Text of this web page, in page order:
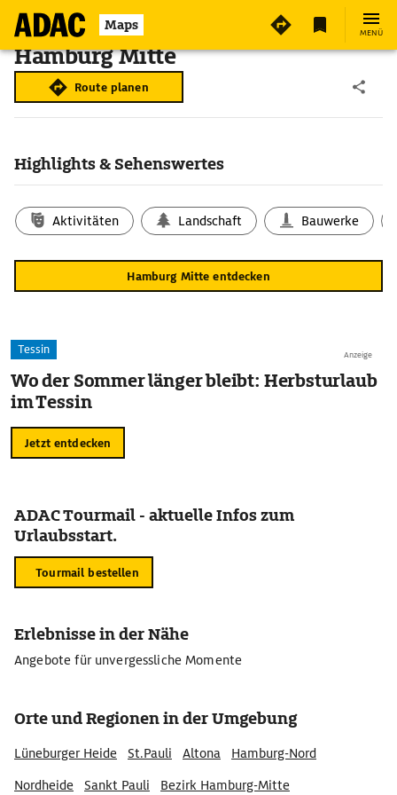
Maps MENÜ
Hamburg Mitte
Route planen
Highlights & Sehenswertes
Aktivitäten Landschaft Bauwerke
Hamburg Mitte entdecken
Anzeige
Tessin
Wo der Sommer länger bleibt: Herbsturlaub
im Tessin
Jetzt entdecken
ADAC Tourmail - aktuelle Infos zum
Urlaubsstart.
Tourmail bestellen
Erlebnisse in der Nähe
Angebote für unvergessliche Momente
Orte und Regionen in der Umgebung
Lüneburger Heide St.Pauli Altona
Hamburg-Nord
Nordheide
Sankt Pauli Bezirk Hamburg-Mitte